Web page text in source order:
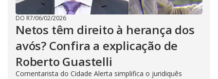
DO R7/06/02/2026
Netos têm direito à herança dos
avós? Confira a explicação de
Roberto Guastelli
Comentarista do Cidade Alerta simplifica o juridiquês